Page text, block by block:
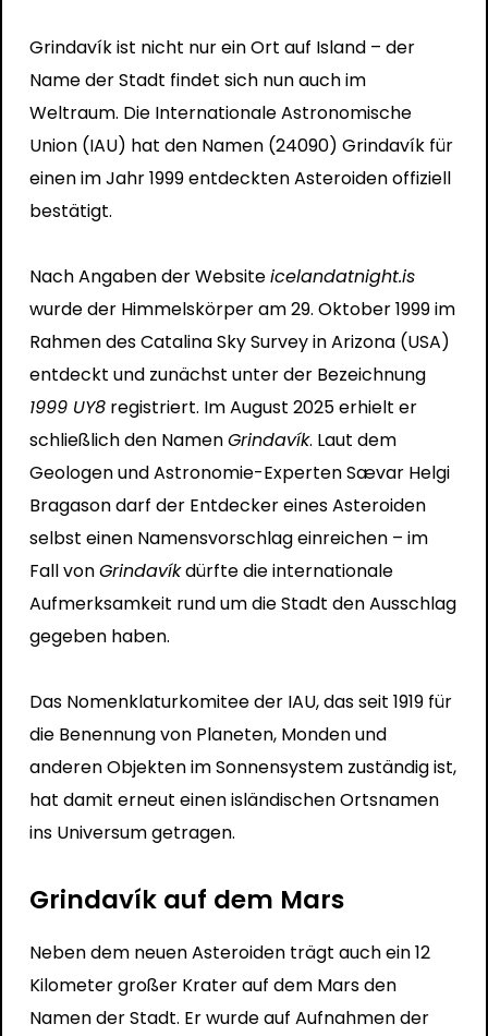
Grindavík ist nicht nur ein Ort auf Island – der
Name der Stadt findet sich nun auch im
Weltraum. Die Internationale Astronomische
Union (IAU) hat den Namen (24090) Grindavík für
einen im Jahr 1999 entdeckten Asteroiden offiziell
bestätigt.
Nach Angaben der Websiteicelandatnight.is
wurde der Himmelskörper am 29. Oktober 1999 im
Rahmen des Catalina Sky Survey in Arizona (USA)
entdeckt und zunächst unter der Bezeichnung
1999 UY8registriert. Im August 2025 erhielt er
schließlich den NamenGrindavík. Laut dem
Geologen und Astronomie-Experten Sævar Helgi
Bragason darf der Entdecker eines Asteroiden
selbst einen Namensvorschlag einreichen – im
Fall vonGrindavíkdürfte die internationale
Aufmerksamkeit rund um die Stadt den Ausschlag
gegeben haben.
Das Nomenklaturkomitee der IAU, das seit 1919 für
die Benennung von Planeten, Monden und
anderen Objekten im Sonnensystem zuständig ist,
hat damit erneut einen isländischen Ortsnamen
ins Universum getragen.
Grindavík auf dem Mars
Neben dem neuen Asteroiden trägt auch ein 12
Kilometer großer Krater auf dem Marsden
Namen der Stadt. Er wurde auf Aufnahmen der